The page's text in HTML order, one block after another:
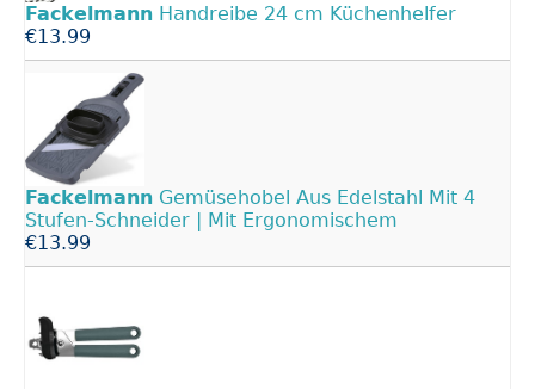
Fackelmann Handreibe 24 cm Küchenhelfer
€13.99
Fackelmann Gemüsehobel Aus Edelstahl Mit 4
Stufen-Schneider | Mit Ergonomischem
€13.99